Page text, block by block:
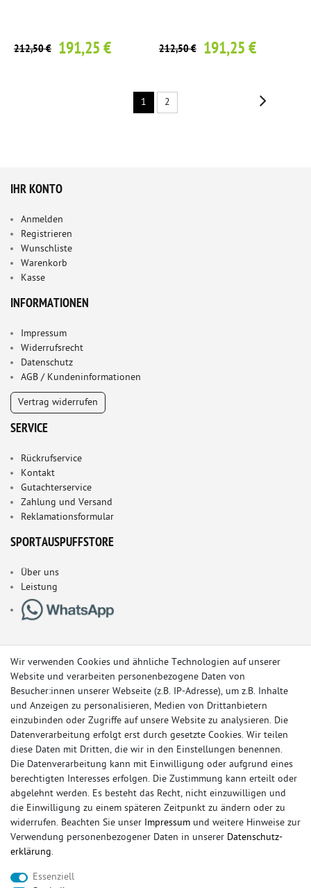
212,50 € 191,25 € 212,50 € 191,25 €
1 2
IHR KONTO
Anmelden
Registrieren
Wunschliste
Warenkorb
Kasse
INFORMATIONEN
Impressum
Widerrufsrecht
Datenschutz
AGB / Kundeninformationen
Vertrag widerrufen
SERVICE
Rückrufservice
Kontakt
Gutachterservice
Zahlung und Versand
Reklamationsformular
SPORTAUSPUFFSTORE
Über uns
Leistung
© Copyright 2026 Sportauspuff-Store.de - Alle Rechte vorbehalten.
Preisangaben inkl. gesetzlicher MwSt. und zzgl. Versandkosten
Das Internetportal für Sportendschalldämpfer, Komplettanlagen,
Rennsportanlagen, Sportendrohre, Universalteile, Fächerkrümmer,
Vorschalldämpfer, Sportkat, Ersatzrohr und Auspuffzubehör.
FOX, REMUS, FSW, FRIEDRICH MOTORSPORT, EISENMANN, ULTER
Wir verwenden Cookies und ähnliche Technologien auf unserer
Website und verarbeiten personenbezogene Daten von
Besucher:innen unserer Webseite (z.B. IP-Adresse), um z.B. Inhalte
und Anzeigen zu personalisieren, Medien von Drittanbietern
einzubinden oder Zugriffe auf unsere Website zu analysieren. Die
Datenverarbeitung erfolgt erst durch gesetzte Cookies. Wir teilen
diese Daten mit Dritten, die wir in den Einstellungen benennen.
Die Datenverarbeitung kann mit Einwilligung oder aufgrund eines
berechtigten Interesses erfolgen. Die Zustimmung kann erteilt oder
abgelehnt werden. Es besteht das Recht, nicht einzuwilligen und
die Einwilligung zu einem späteren Zeitpunkt zu ändern oder zu
widerrufen. Beachten Sie unser Impressum und weitere Hinweise zur
Verwendung personenbezogener Daten in unserer Daten­schutz­
erklärung.
Essenziell